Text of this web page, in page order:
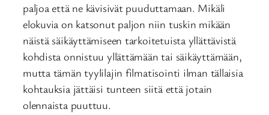
paljoa että ne kävisivät puuduttamaan. Mikäli
elokuvia on katsonut paljon niin tuskin mikään
näistä säikäyttämiseen tarkoitetuista yllättävistä
kohdista onnistuu yllättämään tai säikäyttämään,
mutta tämän tyylilajin filmatisointi ilman tällaisia
kohtauksia jättäisi tunteen siitä että jotain
olennaista puuttuu.